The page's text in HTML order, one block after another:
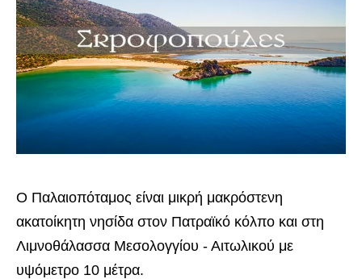
Ο Παλαιοπόταμος είναι μικρή μακρόστενη
ακατοίκητη νησίδα στον Πατραϊκό κόλπο και στη
Λιμνοθάλασσα Μεσολογγίου - Αιτωλικού με
υψόμετρο 10 μέτρα.